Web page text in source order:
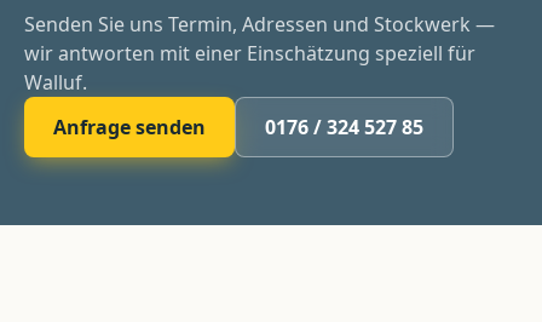
Senden Sie uns Termin, Adressen und Stockwerk —
wir antworten mit einer Einschätzung speziell für
Walluf.
Anfrage senden
0176 / 324 527 85